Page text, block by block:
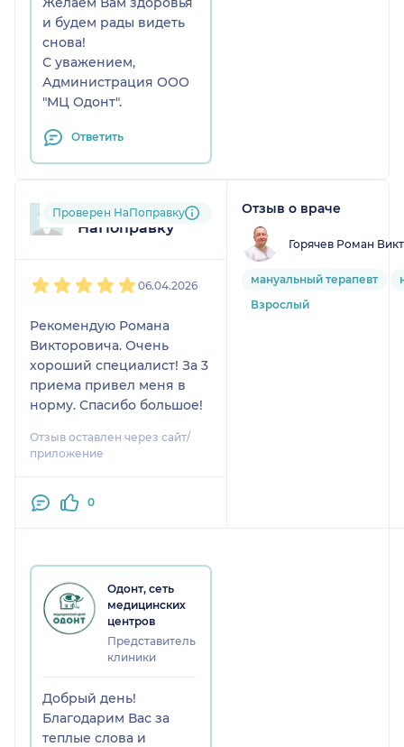
и будем рады видеть
снова!
С уважением,
Администрация ООО
"МЦ Одонт".
Ответить
Пользователь
НаПоправку
Проверен НаПоправку
06.04.2026
Рекомендую Романа
Викторовича. Очень
хороший специалист! За 3
приема привел меня в
норму. Спасибо большое!
Отзыв оставлен через сайт/
приложение
0
Отзыв о враче
Горячев Роман
мануальный терапевт
Взрослый
Одонт, сеть
медицинских
центров
Представитель
клиники
Добрый день!
Благодарим Вас за
теплые слова и